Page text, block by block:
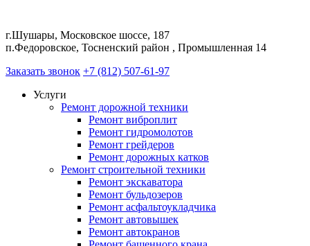
г.Шушары, Московское шоссе, 187
п.Федоровское, Тосненский район , Промышленная 14
Заказать звонок +7 (812) 507-61-97
Услуги
Ремонт дорожной техники
Ремонт виброплит
Ремонт гидромолотов
Ремонт грейдеров
Ремонт дорожных катков
Ремонт строительной техники
Ремонт экскаватора
Ремонт бульдозеров
Ремонт асфальтоукладчика
Ремонт автовышек
Ремонт автокранов